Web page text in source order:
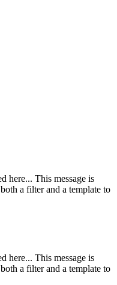
here... This message is
a filter and a template to
here... This message is
a filter and a template to